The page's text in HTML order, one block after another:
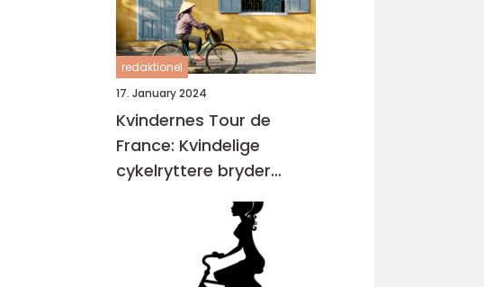
redaktionel
17. January 2024
Kvindernes Tour de
France: Kvindelige
cykelryttere bryder